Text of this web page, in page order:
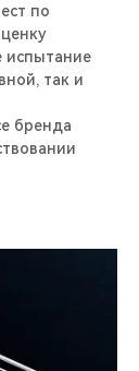
по
испытание
так и
бренда